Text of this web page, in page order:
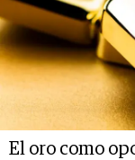
El oro como